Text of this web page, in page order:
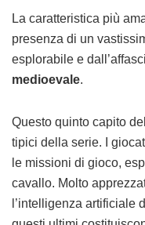
La caratteristica più
presenza di un
esplorabile e
medioevale.
Questo quinto capito
tipici della serie. I
le missioni di gioco,
cavallo. Molto
l’intelligenza artificiale